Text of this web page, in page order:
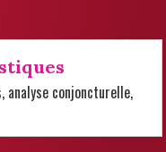
analyse conjoncturelle,